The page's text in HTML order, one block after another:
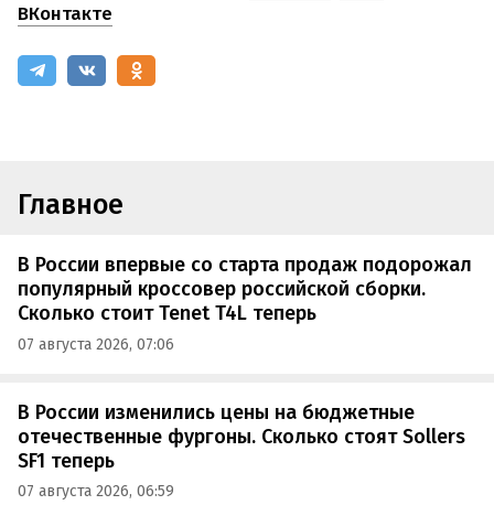
ВКонтакте
Главное
В России впервые со старта продаж подорожал
популярный кроссовер российской сборки.
Сколько стоит Tenet T4L теперь
07 августа 2026, 07:06
В России изменились цены на бюджетные
отечественные фургоны. Сколько стоят Sollers
SF1 теперь
07 августа 2026, 06:59